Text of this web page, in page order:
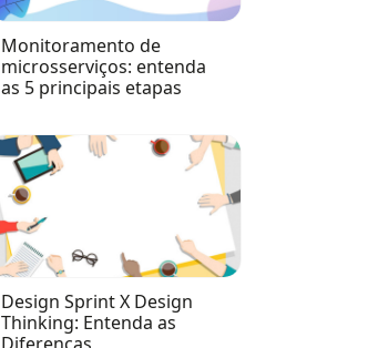
Monitoramento de
microsserviços: entenda
as 5 principais etapas
Design Sprint X Design
Thinking: Entenda as